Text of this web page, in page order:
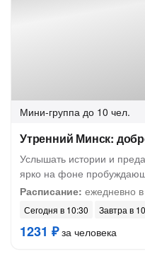
Мини-группа до 10 чел.
Утренний Минск:
Услышать истории и
ярко на фоне
Расписание: ежедневно
Сегодня в 10:30 Завтра в
1231 ₽за человека